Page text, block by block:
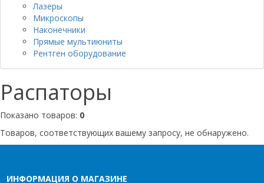
Лазеры
Микроскопы
Наконечники
Прямые мультиюниты
Рентген оборудование
Распаторы
Показано товаров: 0
Товаров, соответствующих вашему запросу, не обнаружено.
ИНФОРМАЦИЯ О МАГАЗИНЕ